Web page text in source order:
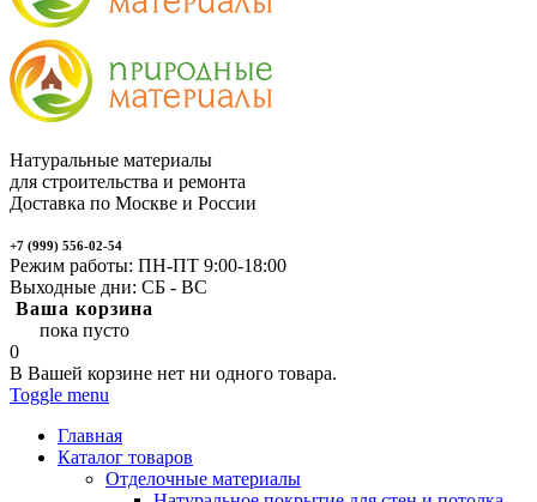
Натуральные материалы
для строительства и ремонта
Доставка по Москве и России
+7 (999) 556-02-54
Режим работы: ПН-ПТ 9:00-18:00
Выходные дни: СБ - ВС
Ваша корзина
пока пусто
0
В Вашей корзине нет ни одного товара.
Toggle menu
Главная
Каталог товаров
Отделочные материалы